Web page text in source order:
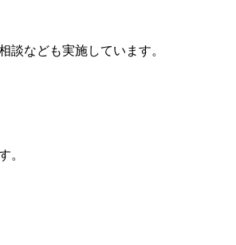
談なども実施しています。
。